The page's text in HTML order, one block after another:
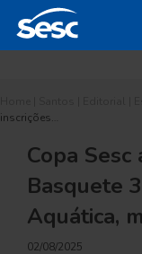
inscrições…
Copa
Basquete
Aquática,
02/08/2025